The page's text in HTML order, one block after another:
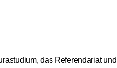
das Referendariat